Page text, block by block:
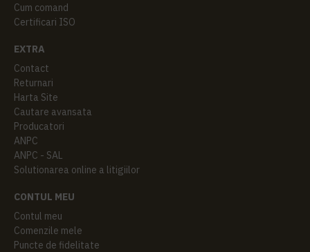
Cum comand
Certificari ISO
EXTRA
Contact
Returnari
Harta Site
Cautare avansata
Producatori
ANPC
ANPC - SAL
Solutionarea online a litigiilor
CONTUL MEU
Contul meu
Comenzile mele
Puncte de fidelitate